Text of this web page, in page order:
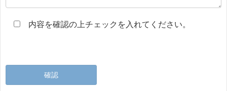
内容を確認の上チェックを入れてください。